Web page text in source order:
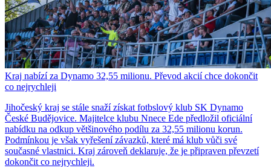
Kraj nabízí za Dynamo 32,55 milionu. Převod akcií chce dokončit
co nejrychleji
Jihočeský kraj se stále snaží získat fotbslový klub SK Dynamo
České Budějovice. Majitelce klubu Nnece Ede předložil oficiální
nabídku na odkup většinového podílu za 32,55 milionu korun.
Podmínkou je však vyřešení závazků, které má klub vůči své
současné vlastnici. Kraj zároveň deklaruje, že je připraven převzetí
dokončit co nejrychleji.